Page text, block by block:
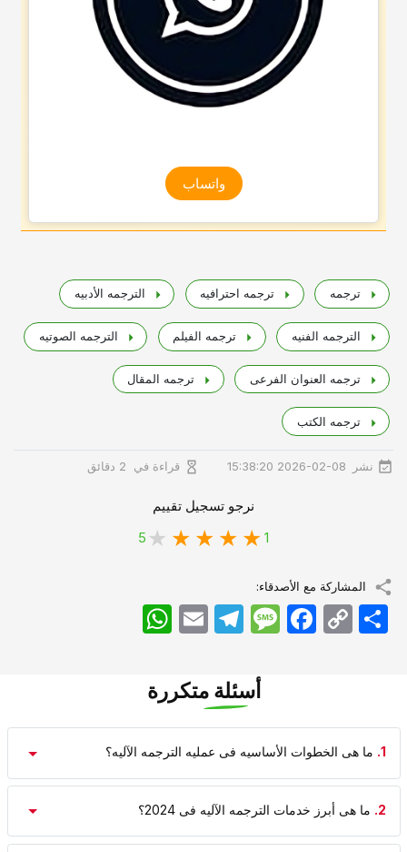
واتساب
ترجمه ترجمه احترافیه الترجمه الأدبیه
الترجمه الفنیه ترجمه الفیلم الترجمه الصوتیه
ترجمه العنوان الفرعی ترجمه المقال
ترجمه الکتب
نشر 2026-02-08 15:38:20 قراءة في 2 دقائق
نرجو تسجيل تقييم
1
5
المشاركة مع الأصدقاء:
WhatsApp Email
TelegramMessageFacebook Copy
Link
اشتراک
أسئلة متكررة
1. ما هی الخطوات الأساسیه فی عملیه الترجمه الآلیه؟
2. ما هی أبرز خدمات الترجمه الآلیه فی 2024؟